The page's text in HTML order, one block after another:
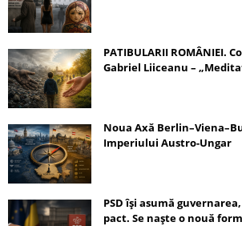
PATIBULARII ROMÂNIEI.
Gabriel Liiceanu –
Noua Axă
Imperiului Austro-Ungar
PSD își asumă
pact. Se naște o nouă